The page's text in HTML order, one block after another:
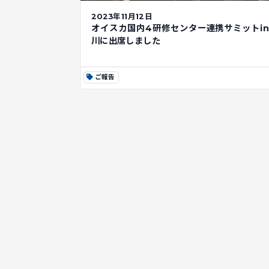
2023年11月12日
オイスカ国内4研修センター連携サミット
川に出席しました
ご報告